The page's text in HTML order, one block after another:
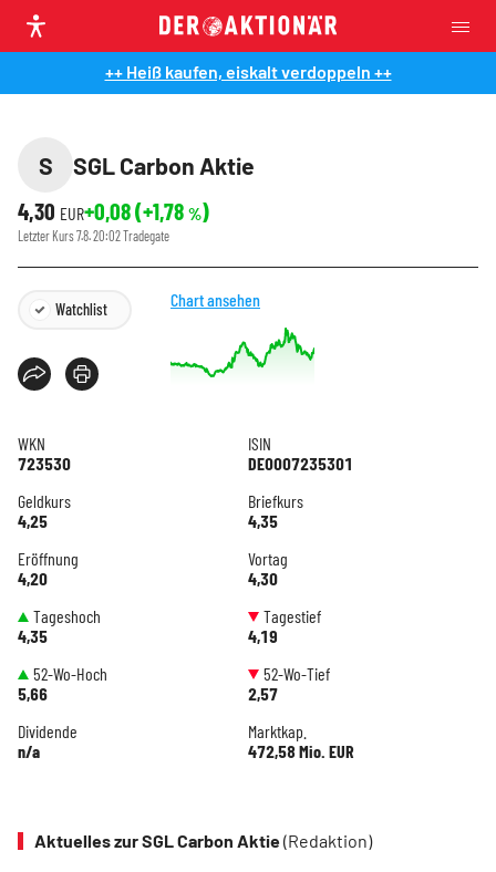
++ Heiß kaufen, eiskalt verdoppeln ++
S
SGL Carbon Aktie
4,30 EUR+0,08(+1,78 %)
Letzter Kurs7.8. 20:02Tradegate
Watchlist Chart ansehen
WKN
723530
ISIN
DE0007235301
Geldkurs
4,25
Briefkurs
4,35
Eröffnung
4,20
Vortag
4,30
Tageshoch
4,35
Tagestief
4,19
52-Wo-Hoch
5,66
52-Wo-Tief
2,57
Dividende
n/a
Marktkap.
472,58 Mio. EUR
Aktuelles zur SGL Carbon Aktie(Redaktion)